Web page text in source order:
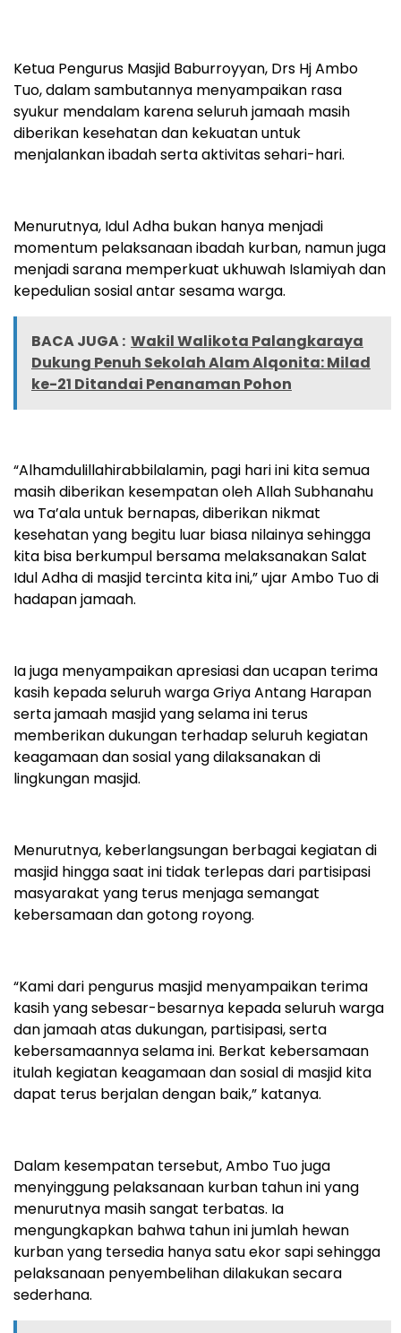
Ketua Pengurus Masjid Baburroyyan, Drs Hj Ambo
Tuo, dalam sambutannya menyampaikan rasa
syukur mendalam karena seluruh jamaah masih
diberikan kesehatan dan kekuatan untuk
menjalankan ibadah serta aktivitas sehari-hari.
Menurutnya, Idul Adha bukan hanya menjadi
momentum pelaksanaan ibadah kurban, namun juga
menjadi sarana memperkuat ukhuwah Islamiyah dan
kepedulian sosial antar sesama warga.
BACA JUGA : Wakil Walikota Palangkaraya
Dukung Penuh Sekolah Alam Alqonita: Milad
ke-21 Ditandai Penanaman Pohon
“Alhamdulillahirabbilalamin, pagi hari ini kita semua
masih diberikan kesempatan oleh Allah Subhanahu
wa Ta’ala untuk bernapas, diberikan nikmat
kesehatan yang begitu luar biasa nilainya sehingga
kita bisa berkumpul bersama melaksanakan Salat
Idul Adha di masjid tercinta kita ini,” ujar Ambo Tuo di
hadapan jamaah.
Ia juga menyampaikan apresiasi dan ucapan terima
kasih kepada seluruh warga Griya Antang Harapan
serta jamaah masjid yang selama ini terus
memberikan dukungan terhadap seluruh kegiatan
keagamaan dan sosial yang dilaksanakan di
lingkungan masjid.
Menurutnya, keberlangsungan berbagai kegiatan di
masjid hingga saat ini tidak terlepas dari partisipasi
masyarakat yang terus menjaga semangat
kebersamaan dan gotong royong.
“Kami dari pengurus masjid menyampaikan terima
kasih yang sebesar-besarnya kepada seluruh warga
dan jamaah atas dukungan, partisipasi, serta
kebersamaannya selama ini. Berkat kebersamaan
itulah kegiatan keagamaan dan sosial di masjid kita
dapat terus berjalan dengan baik,” katanya.
Dalam kesempatan tersebut, Ambo Tuo juga
menyinggung pelaksanaan kurban tahun ini yang
menurutnya masih sangat terbatas. Ia
mengungkapkan bahwa tahun ini jumlah hewan
kurban yang tersedia hanya satu ekor sapi sehingga
pelaksanaan penyembelihan dilakukan secara
sederhana.